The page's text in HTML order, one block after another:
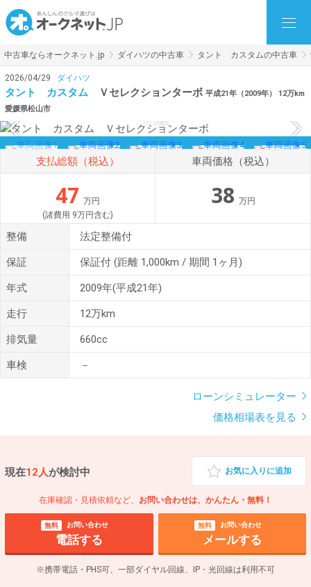
中古車ならオークネット.jp ダイハツの中古車 タント カスタムの中古車
2026/04/29 ダイハツ
タント カスタム Ｖセレクションターボ 平成21年（2009年） 12万km
愛媛県松山市
24
支払総額（税込）
47 万円
(諸費用 9万円含む)
車両価格（税込）
38 万円
整備 法定整備付
保証 保証付 (距離 1,000km / 期間 1ヶ月)
年式 2009年(平成21年)
走行 12万km
排気量 660cc
車検 －
ローンシミュレーター
価格相場表を見る
現在12人が検討中 お気に入りに追加
在庫確認・見積依頼など、 お問い合わせは、かんたん・無料！
無料 お問い合わせ
電話する
無料 お問い合わせ
メールする
※携帯電話・PHS可、一部ダイヤル回線、IP・光回線は利用不可